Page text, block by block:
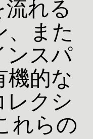
流れる
、また
ンスパ
機的な
レクシ
れらの